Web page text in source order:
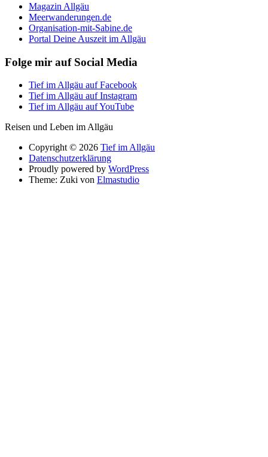
Magazin Allgäu
Meerwanderungen.de
Organisation-mit-Sabine.de
Portal Deine Auszeit im Allgäu
Folge mir auf Social Media
Tief im Allgäu auf Facebook
Tief im Allgäu auf Instagram
Tief im Allgäu auf YouTube
Reisen und Leben im Allgäu
Copyright © 2026 Tief im Allgäu
Datenschutzerklärung
Proudly powered by WordPress
Theme: Zuki von Elmastudio